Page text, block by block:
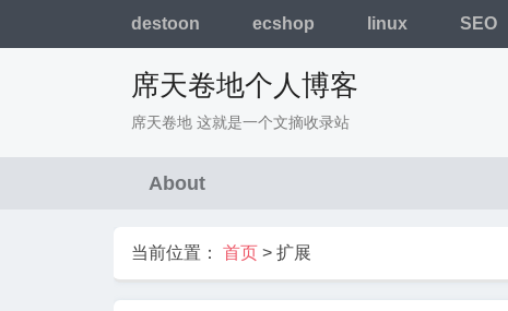
destoon ecshop linux SEO
席天卷地个人博客
席天卷地 这就是一个文摘收录站
About
当前位置： 首页 > 扩展